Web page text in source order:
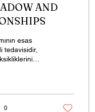
AND
esas
tedavisidir,
0